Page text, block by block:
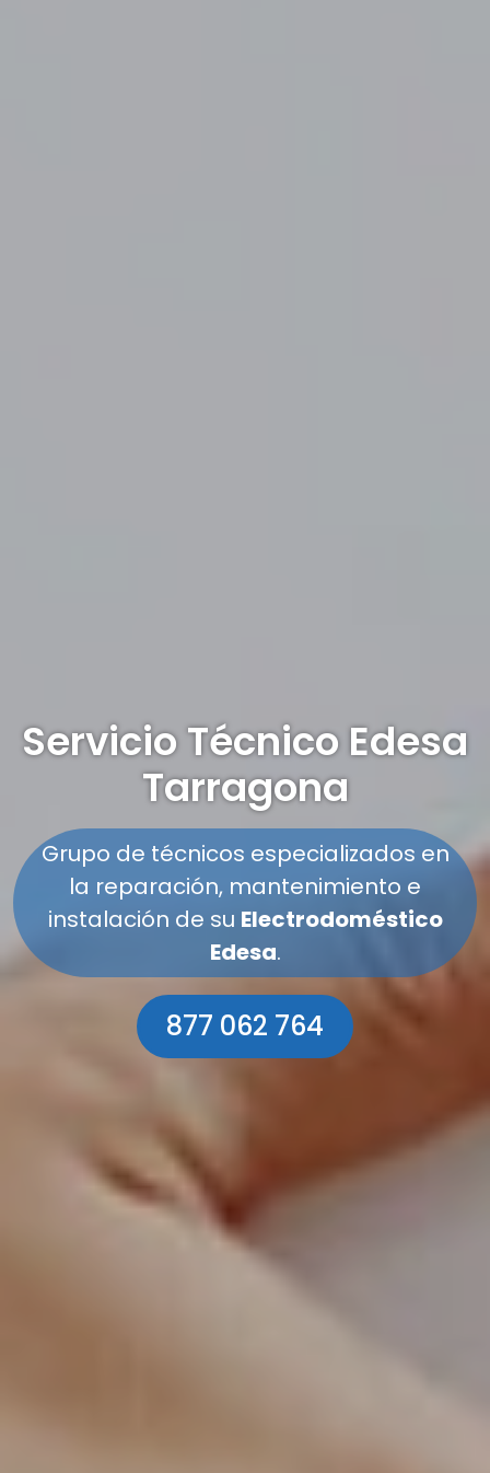
Servicio Técnico Edesa
Tarragona
Grupo de técnicos especializados en
la reparación, mantenimiento e
instalación de su Electrodoméstico
Edesa.
877 062 764